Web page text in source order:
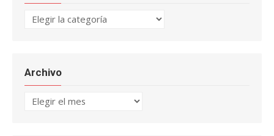
Categorías
Archivo
Archivo